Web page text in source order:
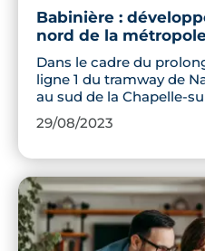
Babinière :
nord de la
Dans le cadre du
ligne 1 du tramway de
au sud de la Chapelle-
s'apprête à accueillir un
un nouveau pôle
29/08/2023